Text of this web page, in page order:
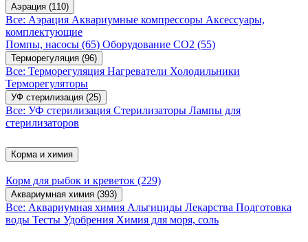
Аэрация (110)
Все: Аэрация Аквариумные компрессоры Аксессуары,
комплектующие
Помпы, насосы (65) Оборудование CO2 (55)
Терморегуляция (96)
Все: Терморегуляция Нагреватели Холодильники
Терморегуляторы
УФ стерилизация (25)
Все: УФ стерилизация Стерилизаторы Лампы для
стерилизаторов
Корма и химия
Корм для рыбок и креветок (229)
Аквариумная химия (393)
Все: Аквариумная химия Альгициды Лекарства Подготовка
воды Тесты Удобрения Химия для моря, соль